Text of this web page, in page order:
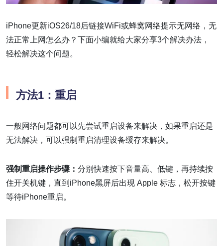
iPhone更新iOS26/18后链接WiFi或蜂窝网络提示无网络，无
法正常上网怎么办？下面小编就给大家分享3个解决办法，
轻松解决这个问题。
方法1：重启
一般网络问题都可以先尝试重启设备来解决，如果重启还是
无法解决，可以强制重启清理设备缓存来解决。
强制重启操作步骤： 分别快速按下音量高、低键，再持续按
住开关机键，直到iPhone黑屏后出现 Apple 标志，松开按键
等待iPhone重启。